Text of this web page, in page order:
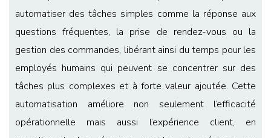
automatiser des tâches simples comme la réponse aux
questions fréquentes, la prise de rendez-vous ou la
gestion des commandes, libérant ainsi du temps pour les
employés humains qui peuvent se concentrer sur des
tâches plus complexes et à forte valeur ajoutée. Cette
automatisation améliore non seulement l’efficacité
opérationnelle mais aussi l’expérience client, en